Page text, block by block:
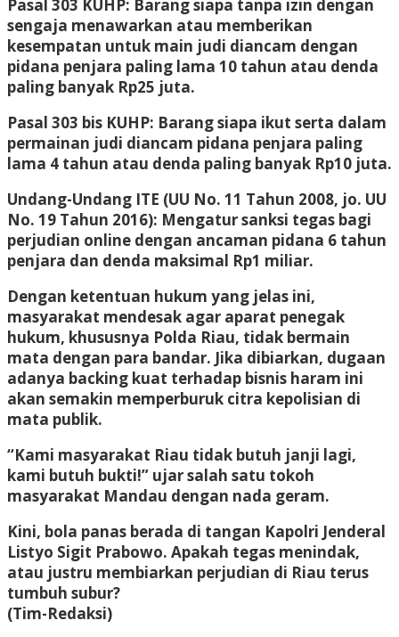
Pasal 303 KUHP: Barang siapa tanpa izin dengan
sengaja menawarkan atau memberikan
kesempatan untuk main judi diancam dengan
pidana penjara paling lama 10 tahun atau denda
paling banyak Rp25 juta.
Pasal 303 bis KUHP: Barang siapa ikut serta dalam
permainan judi diancam pidana penjara paling
lama 4 tahun atau denda paling banyak Rp10 juta.
Undang-Undang ITE (UU No. 11 Tahun 2008, jo. UU
No. 19 Tahun 2016): Mengatur sanksi tegas bagi
perjudian online dengan ancaman pidana 6 tahun
penjara dan denda maksimal Rp1 miliar.
Dengan ketentuan hukum yang jelas ini,
masyarakat mendesak agar aparat penegak
hukum, khususnya Polda Riau, tidak bermain
mata dengan para bandar. Jika dibiarkan, dugaan
adanya backing kuat terhadap bisnis haram ini
akan semakin memperburuk citra kepolisian di
mata publik.
“Kami masyarakat Riau tidak butuh janji lagi,
kami butuh bukti!” ujar salah satu tokoh
masyarakat Mandau dengan nada geram.
Kini, bola panas berada di tangan Kapolri Jenderal
Listyo Sigit Prabowo. Apakah tegas menindak,
atau justru membiarkan perjudian di Riau terus
tumbuh subur?
(Tim-Redaksi)